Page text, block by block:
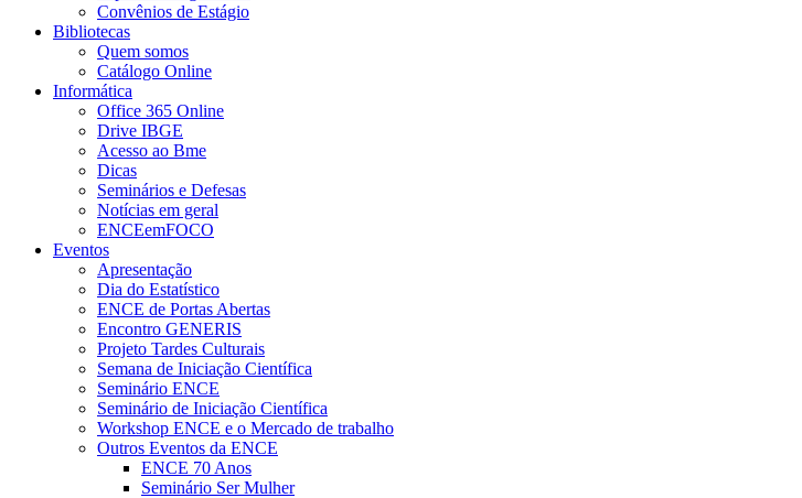
Convênios de Estágio
Bibliotecas
Quem somos
Catálogo Online
Informática
Office 365 Online
Drive IBGE
Acesso ao Bme
Dicas
Seminários e Defesas
Notícias em geral
ENCEemFOCO
Eventos
Apresentação
Dia do Estatístico
ENCE de Portas Abertas
Encontro GENERIS
Projeto Tardes Culturais
Semana de Iniciação Científica
Seminário ENCE
Seminário de Iniciação Científica
Workshop ENCE e o Mercado de trabalho
Outros Eventos da ENCE
ENCE 70 Anos
Seminário Ser Mulher